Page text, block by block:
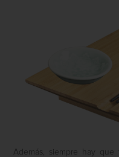
Además, siempre hay